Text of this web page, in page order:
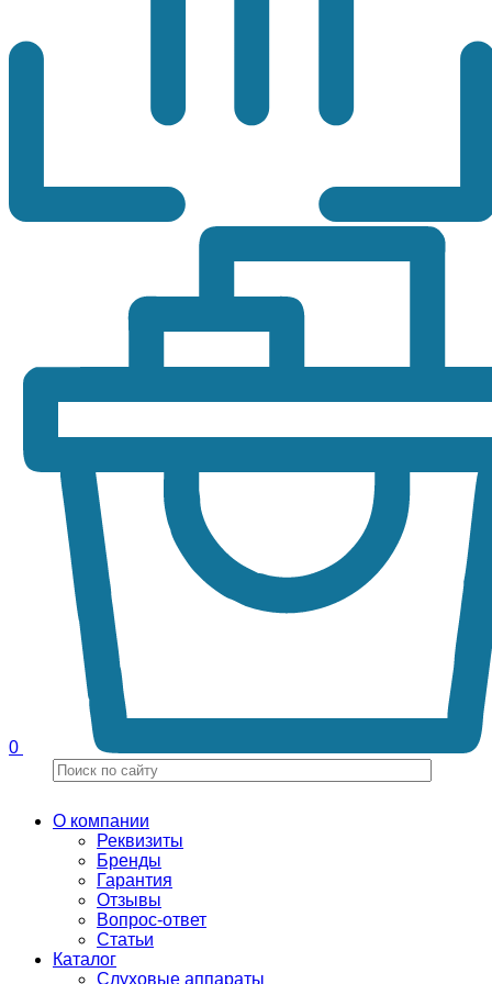
0
О компании
Реквизиты
Бренды
Гарантия
Отзывы
Вопрос-ответ
Статьи
Каталог
Слуховые аппараты